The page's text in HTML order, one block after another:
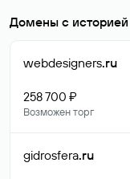
Домены с историей
webdesigners.ru
258 700 ₽
Возможен торг
gidrosfera.ru